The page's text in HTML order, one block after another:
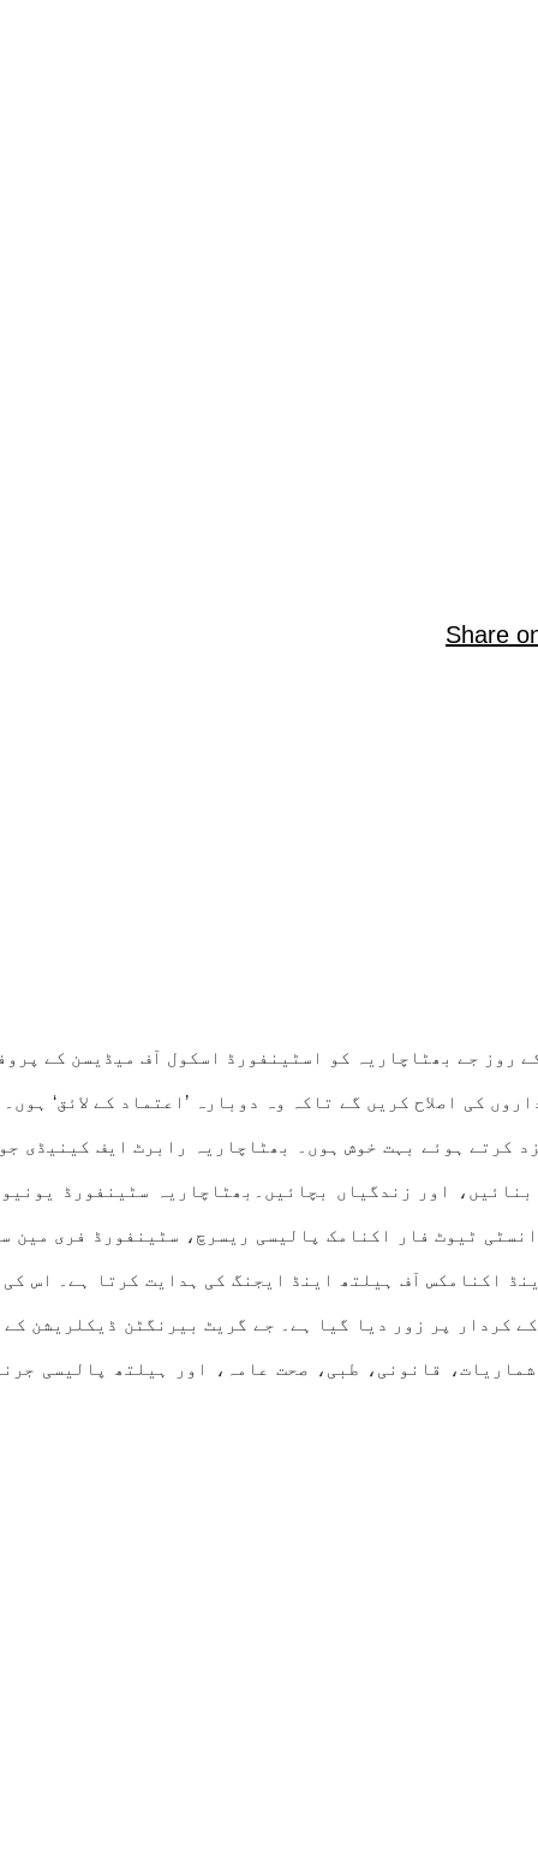
Share
روز جے بھٹاچاریہ کو اسٹینفورڈ اسکول آف میڈیسن کے
کی اصلاح کریں گے تاکہ وہ دوبارہ ’اعتماد کے لائق‘
کرتے ہوئے بہت خوش ہوں۔ بھٹاچاریہ رابرٹ ایف کینیڈی
اور زندگیاں بچائیں۔بھٹاچاریہ سٹینفورڈ
ٹیوٹ فار اکنامک پالیسی ریسرچ، سٹینفورڈ فری
اکنامکس آف ہیلتھ اینڈ ایجنگ کی ہدایت کرتا ہے۔ اس
قانونی، طبی، صحت عامہ، اور ہیلتھ پالیسی